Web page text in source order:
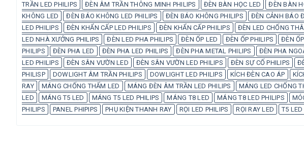
TRẦN LED PHILIPS
ĐÈN ÂM TRẦN THÔNG MINH PHILIPS ĐÈN BÀN HỌC LED ĐÈN BÀN
KHÔNG LED
ĐÈN BÁO KHÔNG LED PHILIPS ĐÈN BÁO KHÔNG PHILIPS ĐÈN CẢNH BÁO
LED PHILIPS
ĐÈN KHẨN CẤP LED PHILIPS ĐÈN KHẨN CẤP PHILIPS ĐÈN LED CHỐNG
LED NHÀ XƯỞNG PHILIPS
ĐÈN LED PHA PHILIPS ĐÈN ỐP LED ĐÈN ỐP PHILIPS ĐÈN
PHILIPS
ĐÈN PHA LED ĐÈN PHA LED PHILIPS ĐÈN PHA METAL PHILIPS ĐÈN PHA
LED PHILIPS
ĐÈN SÂN VƯỜN LED ĐÈN SÂN VƯỜN LED PHILIPS ĐÈN SỰ CỐ PHILIPS
PHILISP
DOWLIGHT ÂM TRẦN PHILIPS DOWLIGHT LED PHILIPS KÍCH ĐÈN CAO ÁP
RAY
MÁNG CHỐNG THẤM LED MÁNG ĐÈN ÂM TRẦN LED PHILIPS MÁNG LED CHỐNG
LED
MÁNG T5 LED MÁNG T5 LED PHILIPS MÁNG T8 LED MÁNG T8 LED PHILIPS
PHILIPS
PANEL PHIPIPS PHỤ KIỆN THANH RAY RỌI LED PHILIPS RỌI RAY LED T5 LED